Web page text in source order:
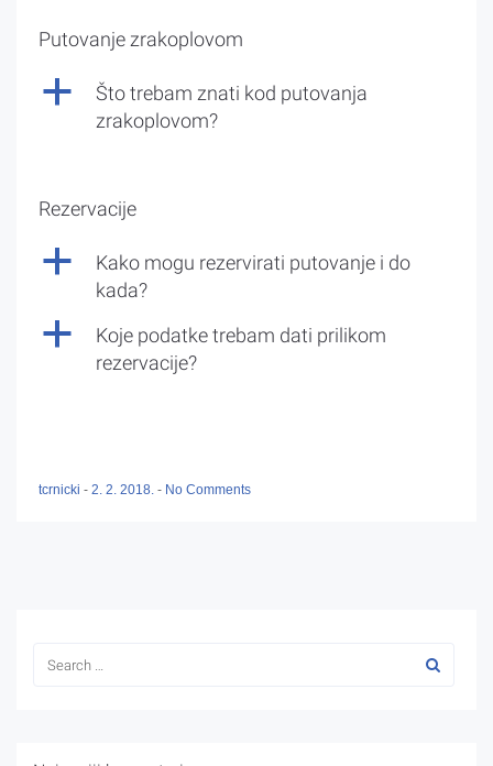
Putovanje zrakoplovom
a
Što trebam znati kod putovanja
zrakoplovom?
Rezervacije
a
Kako mogu rezervirati putovanje i do
kada?
a
Koje podatke trebam dati prilikom
rezervacije?
tcrnicki - 2. 2. 2018. - No Comments